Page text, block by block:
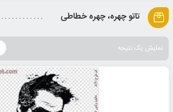
تاتو چهره، چهره خطاطی
نمایش یک نتیجه